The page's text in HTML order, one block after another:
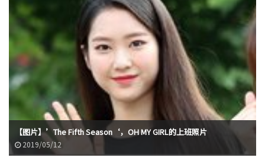
【图片】’The Fifth Season‘，OH MY GIRL的上班照片
2019/05/12